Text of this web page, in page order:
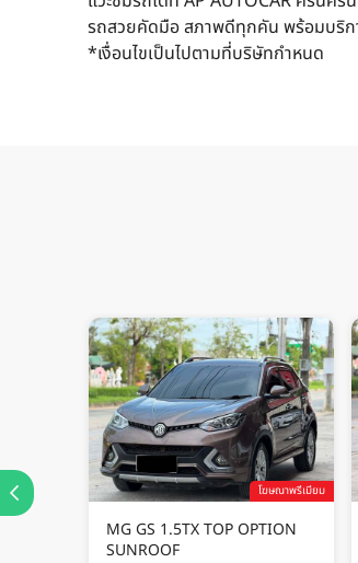
รถสวยคัดมือ สภาพดีทุกคัน พร้อมบริ
*เงื่อนไขเป็นไปตามที่บริษัทกำหนด
โฆษณาพรีเมียม
MG GS 1.5TX TOP OPTION
SUNROOF